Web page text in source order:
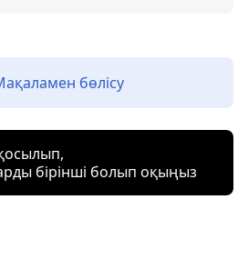
бөлісу
бірінші болып оқыңыз